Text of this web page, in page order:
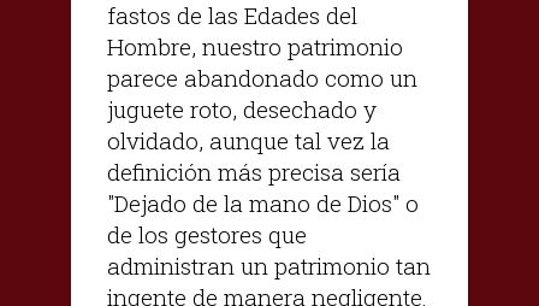
fastos de las Edades del
Hombre, nuestro patrimonio
parece abandonado como un
juguete roto, desechado y
olvidado, aunque tal vez la
definición más precisa sería
"Dejado de la mano de Dios" o
de los gestores que
administran un patrimonio tan
ingente de manera negligente.